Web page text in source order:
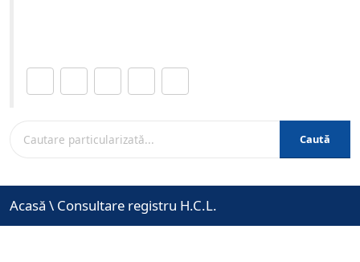
Caută
Acasă \ Consultare registru H.C.L.